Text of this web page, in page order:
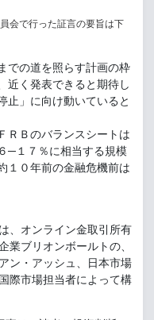
会で行った証言の要旨は下
での道を照らす計画の枠
近く発表できると期待し
止」に向け動いていると
ＲＢのバランスシートは
─１７％に相当する規模
１０年前の金融危機前は
は、オンライン金取引所有
業ブリオンボールトの、
ン・アッシュ、日本市場
際市場担当者によって構